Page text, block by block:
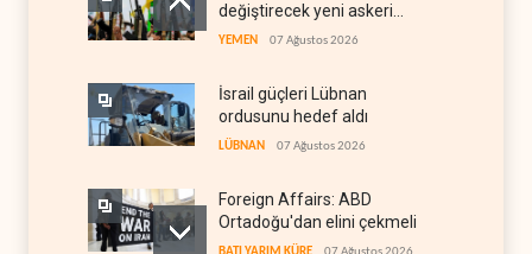
değiştirecek yeni askeri
denklem
YEMEN 07 Ağustos 2026
İsrail güçleri Lübnan
ordusunu hedef aldı
LÜBNAN 07 Ağustos 2026
Foreign Affairs: ABD
Ortadoğu'dan elini çekmeli